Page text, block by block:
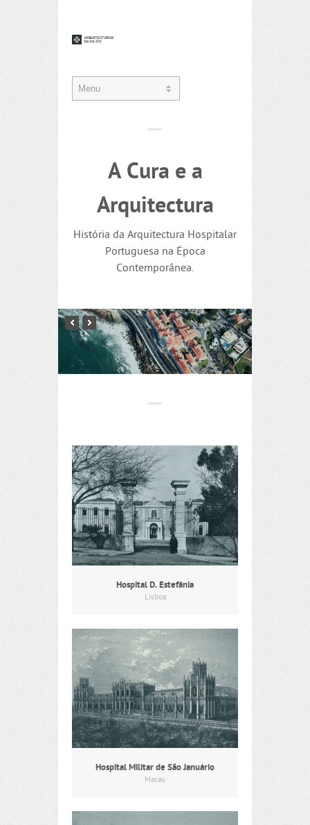
A Cura e a
Arquitectura
História da Arquitectura Hospitalar
Portuguesa na Época
Contemporânea.
Hospital D. Estefânia
Lisboa
Hospital Militar de São Januário
Macau